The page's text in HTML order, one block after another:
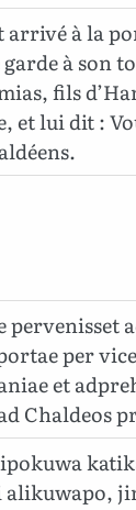
arrivé à la
garde à son
fils
et lui dit :
pervenisset
per
et
Chaldeos